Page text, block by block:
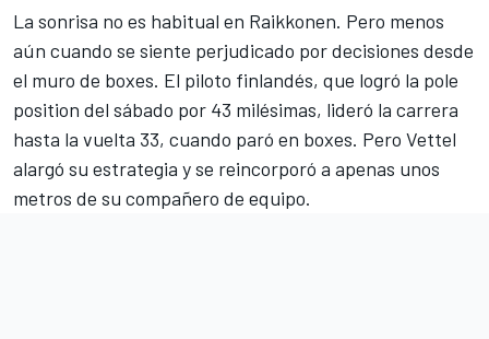
La sonrisa no es habitual en Raikkonen. Pero menos
aún cuando se siente perjudicado por decisiones desde
el muro de boxes. El piloto finlandés, que logró la pole
position del sábado por 43 milésimas, lideró la carrera
hasta la vuelta 33, cuando paró en boxes. Pero Vettel
alargó su estrategia y se reincorporó a apenas unos
metros de su compañero de equipo.